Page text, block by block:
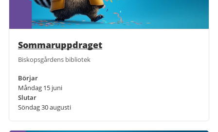
Sommaruppdraget
Biskopsgårdens bibliotek
Börjar
Måndag 15 juni
Slutar
Söndag 30 augusti